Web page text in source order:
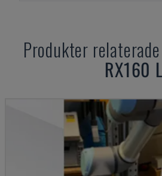
Produkter
RX160 L